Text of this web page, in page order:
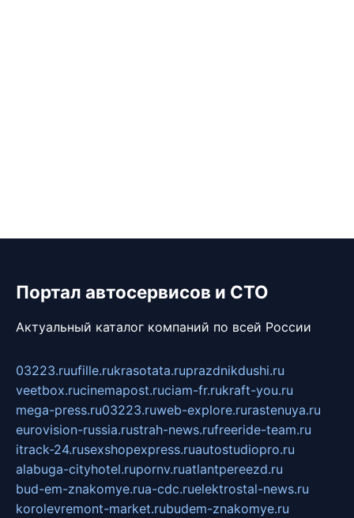
Портал автосервисов и СТО
Актуальный каталог компаний по всей России
03223.ruufille.rukrasotata.ruprazdnikdushi.ru
veetbox.rucinemapost.ruciam-fr.rukraft-you.ru
mega-press.ru03223.ruweb-explore.rurastenuya.ru
eurovision-russia.rustrah-news.rufreeride-team.ru
itrack-24.rusexshopexpress.ruautostudiopro.ru
alabuga-cityhotel.rupornv.ruatlantpereezd.ru
bud-em-znakomye.rua-cdc.ruelektrostal-news.ru
korolevremont-market.rubudem-znakomye.ru